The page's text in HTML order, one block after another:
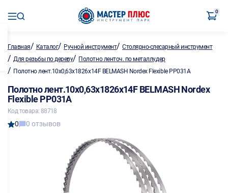
0
Главная/ Каталог/ Ручной инструмент/Столярно-слесарный инструмент
/ Для резьбы по дереву/ Полотно ленточ. по металлу,дер
/ Полотно лент.10х0,63х1826х14F BELMASH Nordex Flexible PP031A
Полотно лент.10х0,63х1826х14F BELMASH Nordex
Flexible PP031A
Код товара: 88718
0 0 отзывов